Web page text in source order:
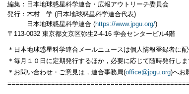
編集：日本地球惑星科学連合・広報アウトリーチ委員会
発行：木村 学 (日本地球惑星科学連合代表)
日本地球惑星科学連合 (https://www.jpgu.org/)
〒113-0032 東京都文京区弥生2-4-16 学会センタービル4階
＊日本地球惑星科学連合メールニュースは個人情報登録者に
＊毎月１０日に定期発行するほか，必要に応じて随時発行しま
＊お問い合わせ・ご意見は，連合事務局(office@jpgu.org)へお